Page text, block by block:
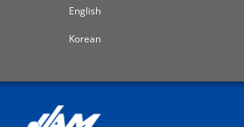
English
Korean